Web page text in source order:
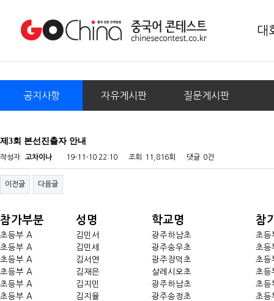
대
공지사항 자유게시판 질문게시판
제3회 본선진출자 안내
작성자 고차이나 19-11-10 22:10 조회 11,816회 댓글 0건
이전글 다음글
참가부분 성명 학교명 참
초등부 A 김민서 광주하남초
초등
초등부 A
김민세 광주송우초
초등
초등부 A
김서연 광주장덕초
초등
초등부 A
김재은 살레시오초
초등
초등부 A
김지민 광주하남초
초등
초등부 A
김지율 광주송정초 초등